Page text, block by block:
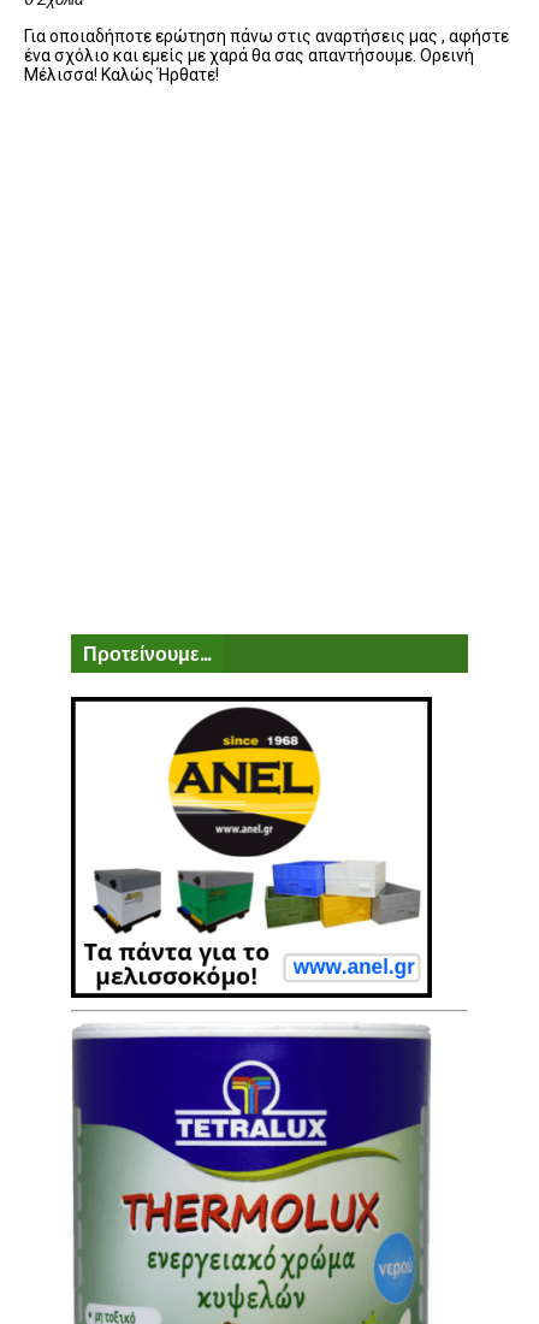
Για οποιαδήποτε ερώτηση πάνω στις αναρτήσεις μας , αφήστε
ένα σχόλιο και εμείς με χαρά θα σας απαντήσουμε. Ορεινή
Μέλισσα! Καλώς Ήρθατε!
Προτείνουμε...